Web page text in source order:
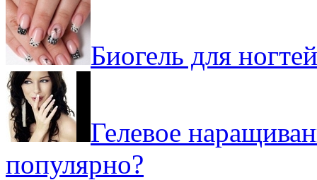
Биогель для
Гелевое
популярно?